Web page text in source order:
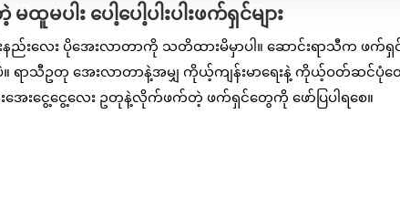
ပါး ပေါ့ပေါ့ပါးပါးဖက်ရှင်များ
းလေး ပိုအေးလာတာကို သတိထားမိမှာပါ။ ဆောင်းရာသီက ဖက်ရှ
ာသီဥတု အေးလာတာနဲ့အမျှ ကိုယ့်ကျန်းမာရေးနဲ့ ကိုယ့်ဝတ်ဆင်ပုံ
းငွေ့ငွေ့လေး ဥတုနဲ့လိုက်ဖက်တဲ့ ဖက်ရှင်တွေကို ဖော်ပြပါရစေ။